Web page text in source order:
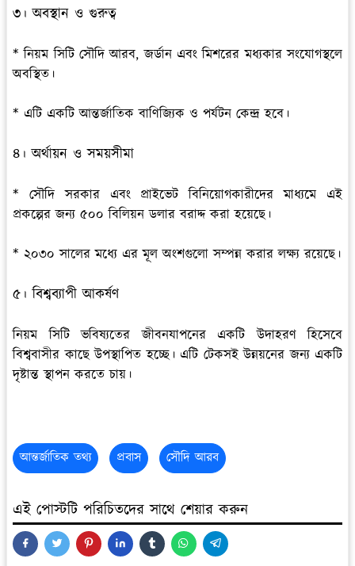
৩। অবস্থান ও গুরুত্ব
* নিয়ম সিটি সৌদি আরব, জর্ডান এবং মিশরের মধ্যকার সংযোগস্থলে
অবস্থিত।
* এটি একটি আন্তর্জাতিক বাণিজ্যিক ও পর্যটন কেন্দ্র হবে।
৪। অর্থায়ন ও সময়সীমা
* সৌদি সরকার এবং প্রাইভেট বিনিয়োগকারীদের মাধ্যমে এই
প্রকল্পের জন্য ৫০০ বিলিয়ন ডলার বরাদ্দ করা হয়েছে।
* ২০৩০ সালের মধ্যে এর মূল অংশগুলো সম্পন্ন করার লক্ষ্য রয়েছে।
৫। বিশ্বব্যাপী আকর্ষণ
নিয়ম সিটি ভবিষ্যতের জীবনযাপনের একটি উদাহরণ হিসেবে
বিশ্ববাসীর কাছে উপস্থাপিত হচ্ছে। এটি টেকসই উন্নয়নের জন্য একটি
দৃষ্টান্ত স্থাপন করতে চায়।
আন্তর্জাতিক তথ্য প্রবাস সৌদি আরব
এই পোস্টটি পরিচিতদের সাথে শেয়ার করুন